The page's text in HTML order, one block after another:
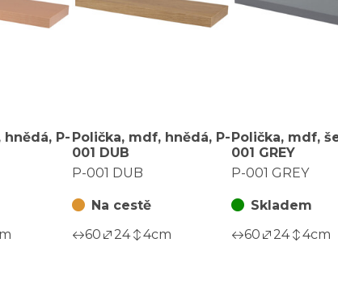
P- Polička, mdf, hnědá, P-
001 DUB
P-001 DUB
Na cestě
60
24 4cm
Polička, mdf,
001 GREY
P-001 GREY
Skladem
60
24 4cm